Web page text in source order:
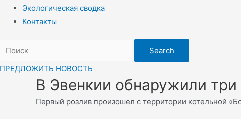
Экологическая сводка
Контакты
Search
ПРЕДЛОЖИТЬ НОВОСТЬ
В Эвенкии обнаружили три
Первый розлив произошел с территории котельной